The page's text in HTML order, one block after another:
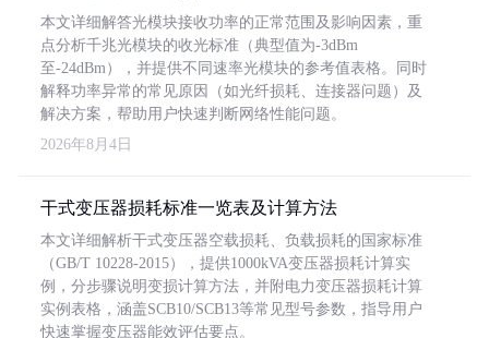
本文详细解答光模块接收功率的正常范围及影响因素，重
点分析千兆光模块的收光标准（典型值为-3dBm
至-24dBm），并提供不同速率光模块的参考值表格。同时
解释功率异常的常见原因（如光纤损耗、连接器问题）及
解决方案，帮助用户快速判断网络性能问题。
2026年8月4日
干式变压器损耗标准一览表及计算方法
本文详细解析干式变压器空载损耗、负载损耗的国家标准
（GB/T 10228-2015），提供1000kVA变压器损耗计算实
例，分步骤说明变损计算方法，并附电力变压器损耗计算
实例表格，涵盖SCB10/SCB13等常见型号参数，指导用户
快速掌握变压器能效评估要点。